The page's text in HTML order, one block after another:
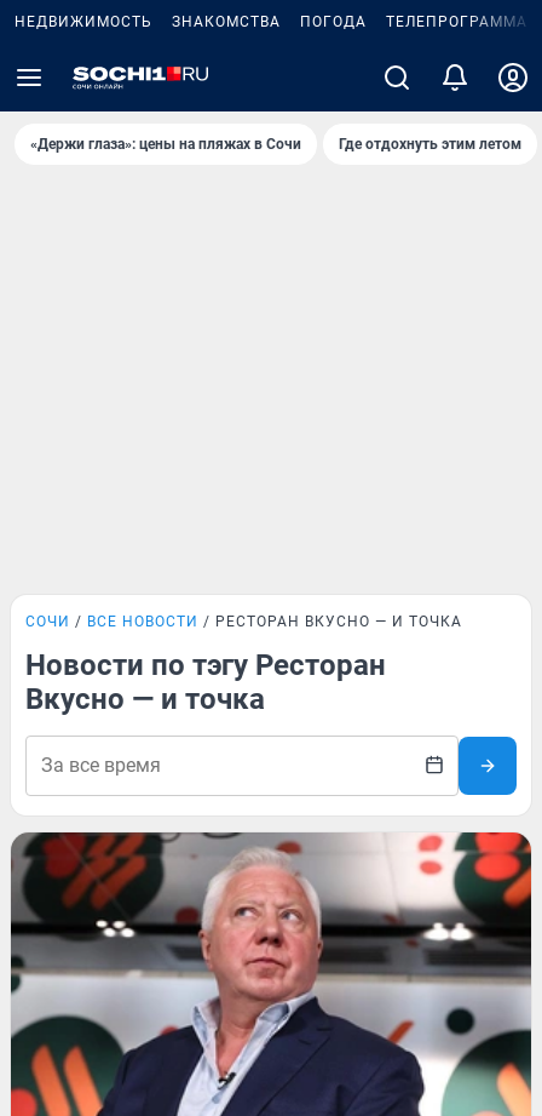
НЕДВИЖИМОСТЬ ЗНАКОМСТВА ПОГОДА ТЕЛЕПРОГРАММА
«Держи глаза»: цены на пляжах в Сочи Где отдохнуть этим летом
СОЧИ ВСЕ НОВОСТИ РЕСТОРАН ВКУСНО — И ТОЧКА
Новости по тэгу Ресторан
Вкусно — и точка